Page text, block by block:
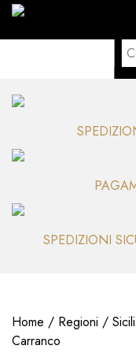
SPEDIZIONI
Home / Regioni /
Carranco